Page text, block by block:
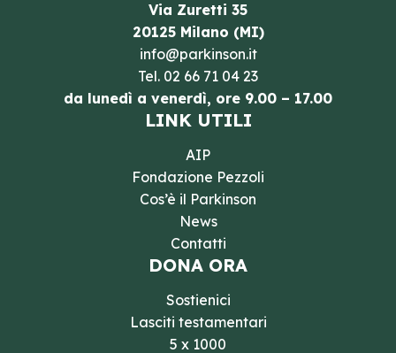
Via Zuretti 35
20125 Milano (MI)
info@parkinson.it
Tel. 02 66 71 04 23
da lunedì a venerdì, ore 9.00 – 17.00
LINK UTILI
AIP
Fondazione Pezzoli
Cos’è il Parkinson
News
Contatti
DONA ORA
Sostienici
Lasciti testamentari
5 x 1000